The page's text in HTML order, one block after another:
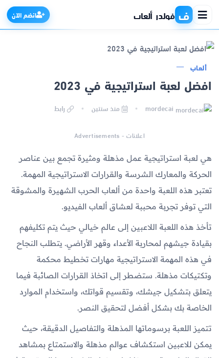
ف فولدر ألعاب انضم الآن
التطبيقات
مواقع
ذكاء اصطناعي
ألعاب
افضل لعبة استراتيجية في 2023
منذ سنتين رابط
اعلانات - Advertisements
هي لعبة استراتيجية عمل مذهلة ومثيرة تجمع بين عناصر
الحركة والمعارك الشرسة والقرارات الاستراتيجية المهمة.
تعتبر هذه اللعبة واحدة من ألعاب الحرب الشهيرة والمشوقة
التي توفر تجربة محببة لعشاق ألعاب الفيديو.
تأخذ هذه اللعبة اللاعبين إلى عالم خيالي حيث يتم تكليفهم
بقيادة جيشهم لمحاربة الأعداء وقهر الأراضي. يتطلب النجاح
في هذه المهمة الاستراتيجية مهارات تخطيط محكمة
وتكتيكات مذهلة. ستضطر إلى اتخاذ القرارات الصائبة فيما
يتعلق بتشكيل جيشك، وتقسيم قواتك، واستخدام الموارد
الخاصة بك بشكل أفضل لتحقيق النصر.
تتميز اللعبة برسوماتها المذهلة والتفاصيل الدقيقة، حيث
يمكن للاعبين استكشاف عوالم مذهلة والاستمتاع بمشاهد